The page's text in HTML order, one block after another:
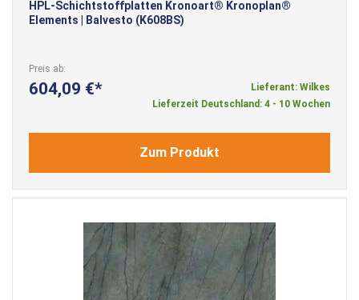
HPL-Schichtstoffplatten Kronoart® Kronoplan®
Elements | Balvesto (K608BS)
Preis ab
604,09 €
Lieferant: Wilkes
Lieferzeit Deutschland: 4 - 10 Wochen
Zum Produkt